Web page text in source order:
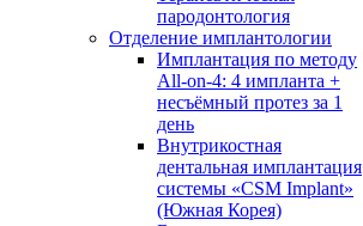
пародонтология
Отделение имплантологии
Имплантация по методу
All-on-4: 4 импланта +
несъёмный протез за 1
день
Внутрикостная
дентальная имплантация
системы «CSM Implant»
(Южная Корея)